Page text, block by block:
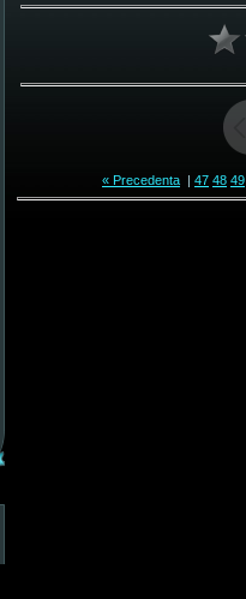
« Precedenta | 47 48 49